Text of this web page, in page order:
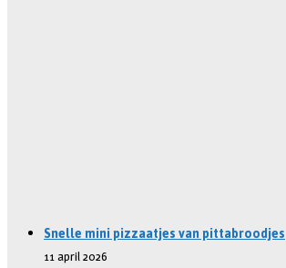
Snelle mini pizzaatjes van pittabroodjes
11 april 2026